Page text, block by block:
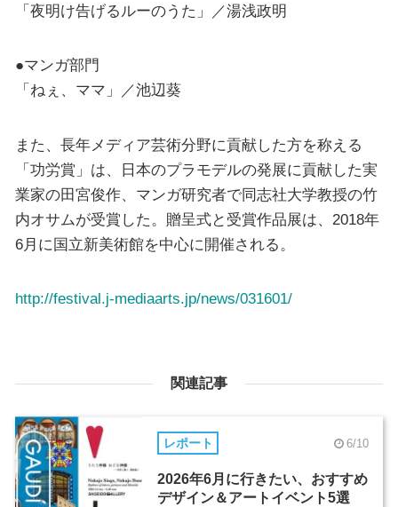
「夜明け告げるルーのうた」／湯浅政明
●マンガ部門
「ねぇ、ママ」／池辺葵
また、長年メディア芸術分野に貢献した方を称える
「功労賞」は、日本のプラモデルの発展に貢献した実
業家の田宮俊作、マンガ研究者で同志社大学教授の竹
内オサムが受賞した。贈呈式と受賞作品展は、2018年
6月に国立新美術館を中心に開催される。
http://festival.j-mediaarts.jp/news/031601/
関連記事
レポート 6/10
2026年6月に行きたい、おすすめ
デザイン＆アートイベント5選